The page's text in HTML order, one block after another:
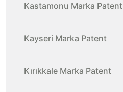
Kastamonu Marka Patent
Kayseri Marka Patent
Kırıkkale Marka Patent